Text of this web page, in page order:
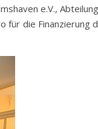
e.V.,
die